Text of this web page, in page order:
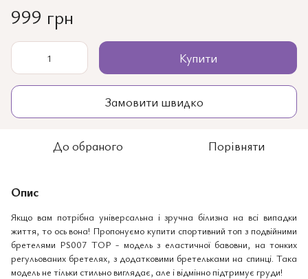
999 грн
Купити
Замовити швидко
До обраного Порівняти
Опис
Якщо вам потрібна універсальна і зручна білизна на всі випадки
життя, то ось вона! Пропонуємо купити спортивний топ з подвійними
бретелями PS007 TOP - модель з еластичної бавовни, на тонких
регульованих бретелях, з додатковими бретельками на спинці. Така
модель не тільки стильно виглядає, але і відмінно підтримує груди!